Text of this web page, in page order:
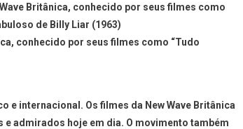
Britânica, conhecido por seus filmes como
de Billy Liar (1963)
conhecido por seus filmes como “Tudo
e internacional. Os filmes da New Wave Britânica
admirados hoje em dia. O movimento também